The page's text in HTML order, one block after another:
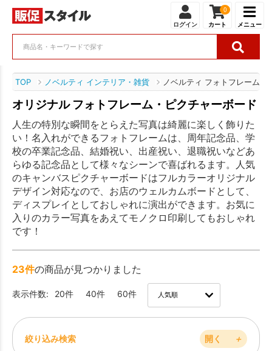
ログイン
0
カート メニュー
TOP ノベルティ インテリア・雑貨 ノベルティ フォトフレーム・
オリジナル フォトフレーム・ピクチャーボード
人生の特別な瞬間をとらえた写真は綺麗に楽しく飾りた
い！名入れができるフォトフレームは、周年記念品、学
校の卒業記念品、結婚祝い、出産祝い、退職祝いなどあ
らゆる記念品として様々なシーンで喜ばれるます。人気
のキャンバスピクチャーボードはフルカラーオリジナル
デザイン対応なので、お店のウェルカムボードとして、
ディスプレイとしておしゃれに演出ができます。お気に
入りのカラー写真をあえてモノクロ印刷してもおしゃれ
です！
23件の商品が見つかりました
表示件数: 20件 40件 60件
絞り込み検索 開く ＋